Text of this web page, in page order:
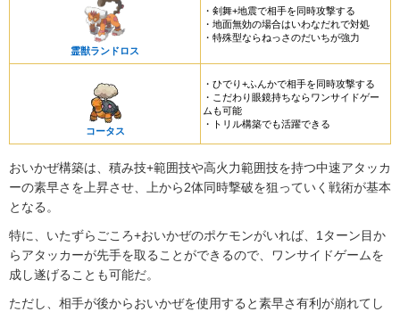
霊獣ランドロス
・剣舞+地震で相手を同時攻撃する
・地面無効の場合はいわなだれで対処
・特殊型ならねっさのだいちが強力
コータス
・ひでり+ふんかで相手を同時攻撃する
・こだわり眼鏡持ちならワンサイドゲー
ムも可能
・トリル構築でも活躍できる
おいかぜ構築は、積み技+範囲技や高火力範囲技を持つ中速アタッカ
ーの素早さを上昇させ、上から2体同時撃破を狙っていく戦術が基本
となる。
特に、いたずらごころ+おいかぜのポケモンがいれば、1ターン目か
らアタッカーが先手を取ることができるので、ワンサイドゲームを
成し遂げることも可能だ。
ただし、相手が後からおいかぜを使用すると素早さ有利が崩れてし